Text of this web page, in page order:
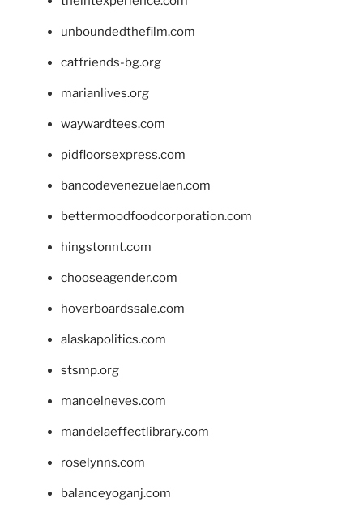
unboundedthefilm.com
catfriends-bg.org
marianlives.org
waywardtees.com
pidfloorsexpress.com
bancodevenezuelaen.com
bettermoodfoodcorporation.com
hingstonnt.com
chooseagender.com
hoverboardssale.com
alaskapolitics.com
stsmp.org
manoelneves.com
mandelaeffectlibrary.com
roselynns.com
balanceyoganj.com